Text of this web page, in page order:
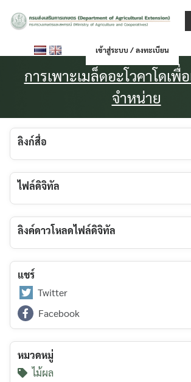
เข้าสู่ระบบ / ลงทะเบียน
การเพาะเมล็ดอะโวคาโดเ
จำหน่าย
ลิงก์สื่อ
ไฟล์ดิจิทัล
ลิงค์ดาวโหลดไฟล์ดิจิทัล
แชร์
Twitter
Facebook
หมวดหมู่
ไม้ผล